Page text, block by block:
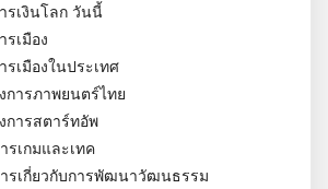
รเงินโลก วันนี้
รเมือง
รเมืองในประเทศ
การภาพยนตร์ไทย
การสตาร์ทอัพ
รเกมและเทค
รเกี่ยวกับการพัฒนาวัฒนธรรม